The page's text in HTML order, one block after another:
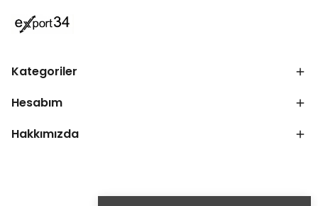
Kategoriler
Hesabım
Hakkımızda